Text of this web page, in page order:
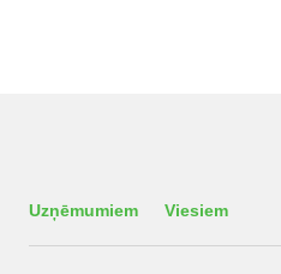
Uzņēmumiem Viesiem